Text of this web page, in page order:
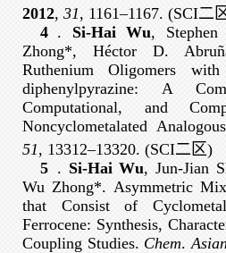
2012, 31, 1161–1167. (SCI二
4 . Si-Hai Wu,
Zhong*, Héctor D.
Ruthenium Oligomers with
diphenylpyrazine: A
Computational, and
Noncyclometalated
51, 13312–13320. (SCI二区)
5 . Si-Hai Wu, Jun-Jian
Wu Zhong*. Asymmetric
that Consist of
Ferrocene: Synthesis,
Coupling Studies. Chem. Asian